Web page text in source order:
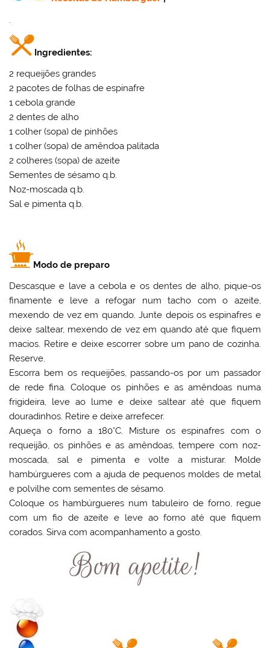
Ingredientes:
2 requeijões grandes
2 pacotes de folhas de espinafre
1 cebola grande
2 dentes de alho
1 colher (sopa) de pinhões
1 colher (sopa) de amêndoa palitada
2 colheres (sopa) de azeite
Sementes de sésamo q.b.
Noz-moscada q.b.
Sal e pimenta q.b.
Modo de preparo
Descasque e lave a cebola e os dentes de alho, pique-os
finamente e leve a refogar num tacho com o azeite,
mexendo de vez em quando. Junte depois os espinafres e
deixe saltear, mexendo de vez em quando até que fiquem
macios. Retire e deixe escorrer sobre um pano de cozinha.
Reserve.
Escorra bem os requeijões, passando-os por um passador
de rede fina. Coloque os pinhões e as amêndoas numa
frigideira, leve ao lume e deixe saltear até que fiquem
douradinhos. Retire e deixe arrefecer.
Aqueça o forno a 180°C. Misture os espinafres com o
requeijão, os pinhões e as amêndoas, tempere com noz-
moscada, sal e pimenta e volte a misturar. Molde
hambúrgueres com a ajuda de pequenos moldes de metal
e polvilhe com sementes de sésamo.
Coloque os hambúrgueres num tabuleiro de forno, regue
com um fio de azeite e leve ao forno até que fiquem
corados. Sirva com acompanhamento a gosto.